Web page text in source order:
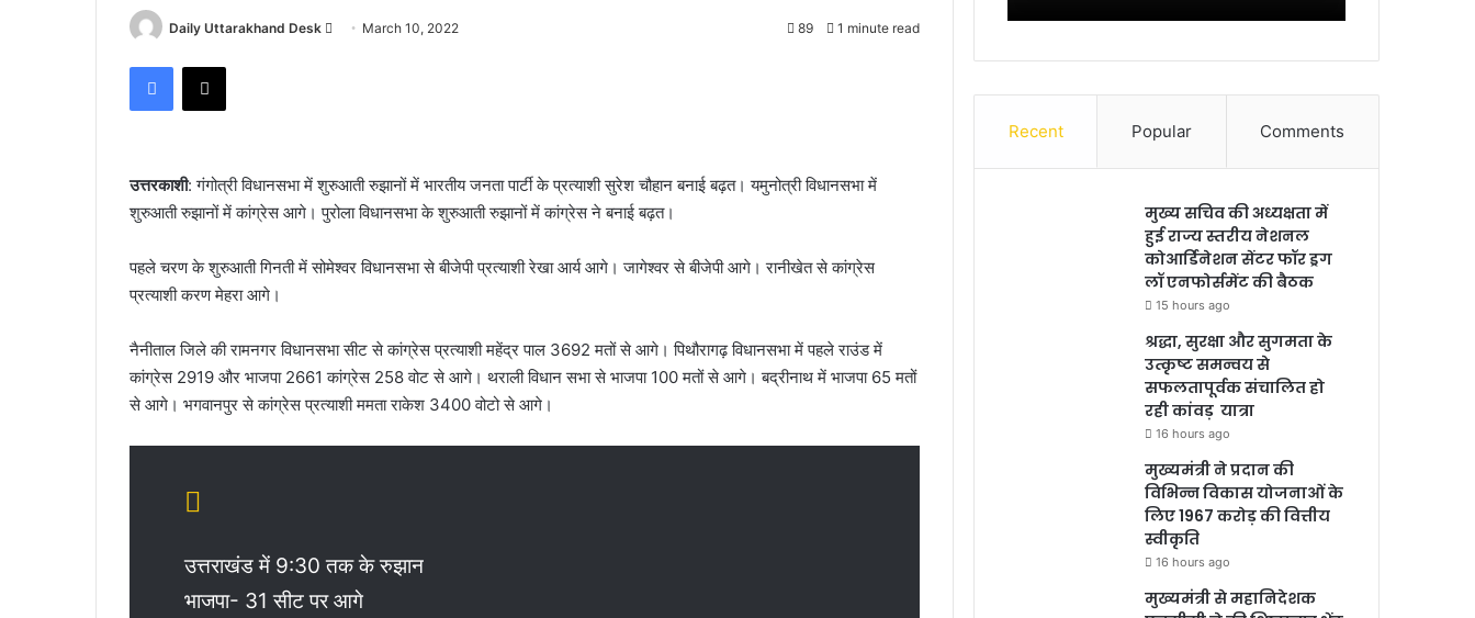
Daily Uttarakhand Desk
Send March 10, 2022 89 1 minute read
Facebook
X
उत्तरकाशी: गंगोत्री विधानसभा में शुरुआती रुझानों में भारतीय जनता पार्टी के प्रत्याशी सुरेश चौहान बनाई बढ़त। यमुनोत्री विधानसभा में
शुरुआती रुझानों में कांग्रेस आगे। पुरोला विधानसभा के शुरुआती रुझानों में कांग्रेस ने बनाई बढ़त।
पहले चरण के शुरुआती गिनती में सोमेश्वर विधानसभा से बीजेपी प्रत्याशी रेखा आर्य आगे। जागेश्वर से बीजेपी आगे। रानीखेत से कांग्रेस
प्रत्याशी करण मेहरा आगे।
नैनीताल जिले की रामनगर विधानसभा सीट से कांग्रेस प्रत्याशी महेंद्र पाल 3692 मतों से आगे। पिथौरागढ़ विधानसभा में पहले राउंड में
कांग्रेस 2919 और भाजपा 2661 कांग्रेस 258 वोट से आगे। थराली विधान सभा से भाजपा 100 मतों से आगे। बद्रीनाथ में भाजपा 65 मतों
से आगे। भगवानपुर से कांग्रेस प्रत्याशी ममता राकेश 3400 वोटो से आगे।
उत्तराखंड में 9:30 तक के रुझान
भाजपा- 31 सीट पर आगे
Recent Popular Comments
मुख्य सचिव की अध्यक्षता में
हुई राज्य स्तरीय नेशनल
कोआर्डिनेशन सेंटर फॉर ड्रग
लॉ एनफोर्समेंट की बैठक
15 hours ago
श्रद्धा, सुरक्षा और सुगमता के
उत्कृष्ट समन्वय से
सफलतापूर्वक संचालित हो
रही कांवड़ यात्रा
16 hours ago
मुख्यमंत्री ने प्रदान की
विभिन्न विकास योजनाओं के
लिए 1967 करोड़ की वित्तीय
स्वीकृति
16 hours ago
मुख्यमंत्री से महानिदेशक